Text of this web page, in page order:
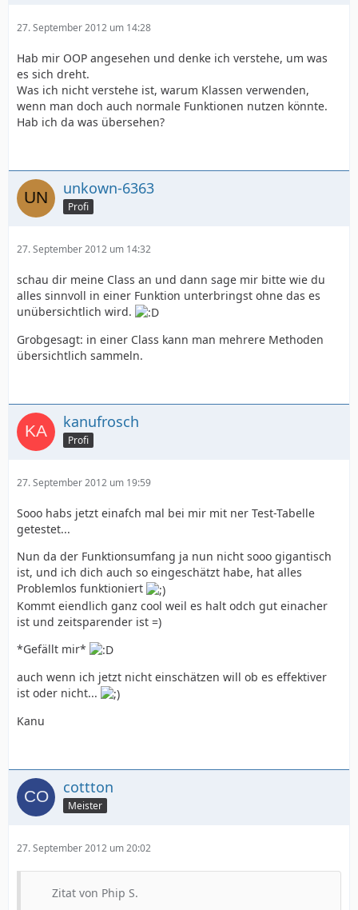
Vor dem gesamten "einfacher, übersichtlicher und
besser" steht i.d.R. ein härterer Lernprozess, der es
aber Wert ist. Die anfänglichen Tränen werden später
durch viel gesparte Zeit wett gemacht - Sie können die
Tränen am Meer trocken lassen, wo andere immer noch
an derselben Aufgabe prozedural programmieren.
Ein weiterer großer Vorteil entsteht, dass Sie selbst
einsetzen könnenund dadurchmassig Zeit sparen.
27. September 2012 um 14:28
Hab mir OOP angesehen und denke ich verstehe, um was
es sich dreht.
Was ich nicht verstehe ist, warum Klassen verwenden,
wenn man doch auch normale Funktionen nutzen könnte.
Hab ich da was übersehen?
unkown-6363
Profi
27. September 2012 um 14:32
schau dir meine Class an und dann sage mir bitte wie du
alles sinnvoll in einer Funktion unterbringst ohne das es
unübersichtlich wird.
Grobgesagt: in einer Class kann man mehrere Methoden
übersichtlich sammeln.
kanufrosch
Profi
27. September 2012 um 19:59
Sooo habs jetzt einafch mal bei mir mit ner Test-Tabelle
getestet...
Nun da der Funktionsumfang ja nun nicht sooo gigantisch
ist, und ich dich auch so eingeschätzt habe, hat alles
Problemlos funktioniert
Kommt eiendlich ganz cool weil es halt odch gut einacher
ist und zeitsparender ist =)
*Gefällt mir*
auch wenn ich jetzt nicht einschätzen will ob es effektiver
ist oder nicht...
Kanu
cottton
Meister
27. September 2012 um 20:02
Zitat von Phip S.